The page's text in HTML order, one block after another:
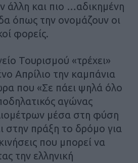
άλλη και πιο …αδικημένη
όπως την ονομάζουν οι
φορείς.
Τουρισμού «τρέχει»
Απρίλιο την καμπάνια
που «Σε πάει ψηλά όλο
αγώνας
μέσα στη φύση
στην πράξη το δρόμο για
που μπορεί να
την ελληνική